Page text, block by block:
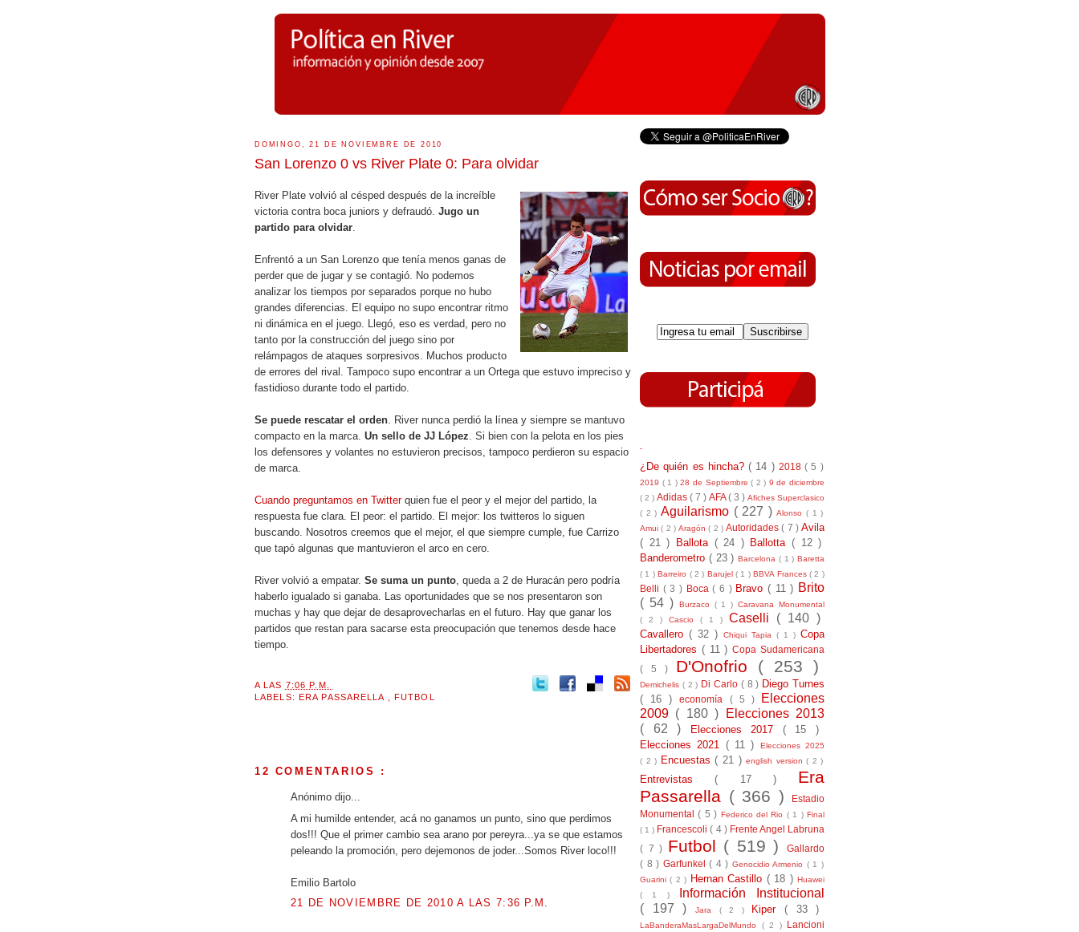
DOMINGO, 21 DE NOVIEMBRE DE 2010
San Lorenzo 0 vs River Plate 0: Para olvidar
River Plate volvió al césped después de la increíble
victoria contra boca juniors y defraudó. Jugo un
partido para olvidar.
Enfrentó a un San Lorenzo que tenía menos ganas de
perder que de jugar y se contagió. No podemos
analizar los tiempos por separados porque no hubo
grandes diferencias. El equipo no supo encontrar ritmo
ni dinámica en el juego. Llegó, eso es verdad, pero no
tanto por la construcción del juego sino por
relámpagos de ataques sorpresivos. Muchos producto
de errores del rival. Tampoco supo encontrar a un Ortega que estuvo impreciso y
fastidioso durante todo el partido.
Se puede rescatar el orden. River nunca perdió la línea y siempre se mantuvo
compacto en la marca. Un sello de JJ López. Si bien con la pelota en los pies
los defensores y volantes no estuvieron precisos, tampoco perdieron su espacio
de marca.
Cuando preguntamos en Twitterquien fue el peor y el mejor del partido, la
respuesta fue clara. El peor: el partido. El mejor: los twitteros lo siguen
buscando. Nosotros creemos que el mejor, el que siempre cumple, fue Carrizo
que tapó algunas que mantuvieron el arco en cero.
River volvió a empatar. Se suma un punto, queda a 2 de Huracán pero podría
haberlo igualado si ganaba. Las oportunidades que se nos presentaron son
muchas y hay que dejar de desaprovecharlas en el futuro. Hay que ganar los
partidos que restan para sacarse esta preocupación que tenemos desde hace
tiempo.
A LAS 7:06 P.M.
LABELS: ERA PASSARELLA FUTBOL
12 COMENTARIOS :
Anónimo dijo...
A mi humilde entender, acá no ganamos un punto, sino que perdimos
dos!!! Que el primer cambio sea arano por pereyra...ya se que estamos
peleando la promoción, pero dejemonos de joder...Somos River loco!!!
Emilio Bartolo
21 DE NOVIEMBRE DE 2010 A LAS 7:36 P.M.
-
¿De quién es hincha?( 14 ) 2018( 5 )
2019 ( 1 )28 de Septiembre( 2 ) 9 de diciembre
( 2 ) Adidas ( 7 ) AFA( 3 ) Afiches Superclasico
( 2 ) Aguilarismo ( 227 )Alonso( 1 )
Amui( 2 ) Aragón( 2 ) Autoridades( 7 ) Avila
( 21 )
Ballota ( 24 ) Ballotta( 12 )
Banderometro ( 23 ) Barcelona ( 1 ) Baretta
( 1 )Barreiro ( 2 ) Barujel ( 1 )BBVA Frances ( 2 )
Belli ( 3 ) Boca( 6 ) Bravo( 11 ) Brito
( 54 )
Burzaco ( 1 )Caravana Monumental
( 2 ) Cascio ( 1 ) Caselli ( 140 )
Cavallero ( 32 ) Chiqui Tapia ( 1 ) Copa
Libertadores ( 11 )Copa Sudamericana
( 5 ) D'Onofrio ( 253 )
Demichelis ( 2 ) Di Carlo ( 8 ) Diego Turnes
( 16 )economía ( 5 )
Elecciones
2009 ( 180 )
Elecciones 2013
( 62 )
Elecciones 2017 ( 15 )
Elecciones 2021 ( 11 )
Elecciones 2025
( 2 )
Encuestas( 21 )english version( 2 )
Entrevistas( 17 ) Era
Passarella ( 366 )
Estadio
Monumental( 5 ) Federico del Rio ( 1 )Final
( 1 ) Francescoli( 4 ) Frente Angel Labruna
( 7 ) Futbol ( 519 )Gallardo
( 8 ) Garfunkel ( 4 ) Genocidio Armenio ( 1 )
Guarini( 2 ) Hernan Castillo ( 18 )Huawei
( 1 )
Información Institucional
( 197 )
Jara ( 2 ) Kiper( 33 )
LaBanderaMasLargaDelMundo ( 2 ) Lancioni